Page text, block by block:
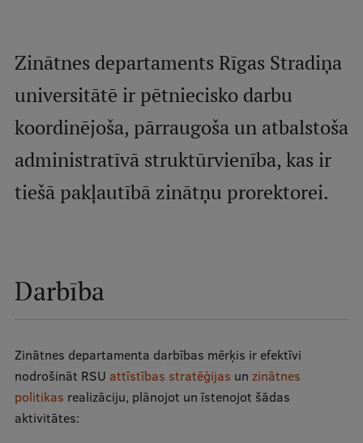
galvenā
izvēlne
Pamatstudiju programmas
Maģistra studiju programmas
Rezidentūra
Studentu dzīve
Zinātnes departaments Rīgas Stradiņa
universitātē ir pētniecisko darbu
koordinējoša, pārraugoša un atbalstoša
administratīvā struktūrvienība, kas ir
tiešā pakļautībā zinātņu prorektorei.
Darbība
Zinātnes departamenta darbības mērķis ir efektīvi
nodrošināt RSU attīstības stratēģijas un zinātnes
politikas realizāciju, plānojot un īstenojot šādas
aktivitātes: